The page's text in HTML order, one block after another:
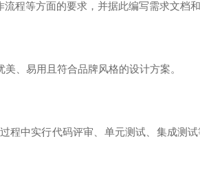
等方面的要求，并据此编写需求文档和
、易用且符合品牌风格的设计方案。
中实行代码评审、单元测试、集成测